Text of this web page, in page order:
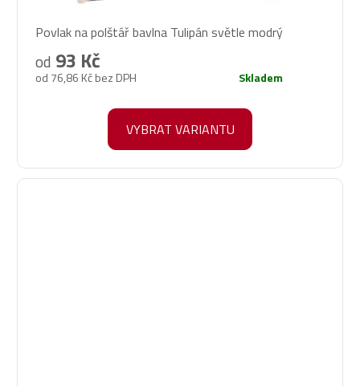
Povlak na polštář bavlna Tulipán světle modrý
od 76,86 Kč bez DPH
od 93 Kč
Skladem
VYBRAT VARIANTU